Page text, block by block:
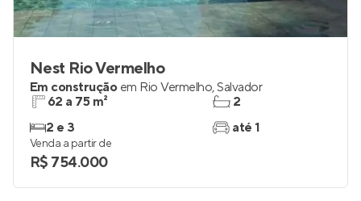
Nest Rio Vermelho
Em construção em Rio Vermelho,Salvador
62 a 75 m²
2 e 3
2
até 1
Venda a partir de
R$ 754.000